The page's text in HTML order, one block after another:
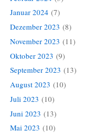
Januar 2024 (7)
Dezember 2023 (8)
November 2023 (11)
Oktober 2023 (9)
September 2023 (13)
August 2023 (10)
Juli 2023 (10)
Juni 2023 (13)
Mai 2023 (10)